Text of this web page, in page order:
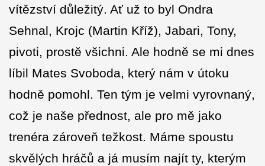
vítězství důležitý. Ať už to byl Ondra
Sehnal, Krojc (Martin Kříž), Jabari, Tony,
pivoti, prostě všichni. Ale hodně se mi dnes
líbil Mates Svoboda, který nám v útoku
hodně pomohl. Ten tým je velmi vyrovnaný,
což je naše přednost, ale pro mě jako
trenéra zároveň težkost. Máme spoustu
skvělých hráčů a já musím najít ty, kterým